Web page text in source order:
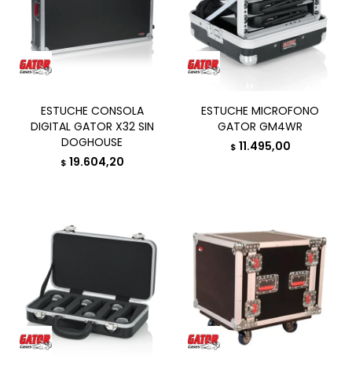
ESTUCHE CONSOLA
DIGITAL GATOR X32 SIN
DOGHOUSE
$ 19.604,20
ESTUCHE MICROFONO
GATOR GM4WR
$ 11.495,00